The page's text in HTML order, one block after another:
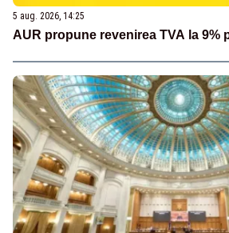
5 aug. 2026, 14:25
AUR propune revenirea TVA la 9%